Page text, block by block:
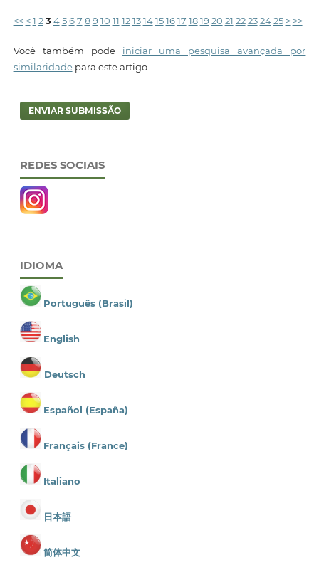
<< < 1 2 3 4 5 6 7 8 9 10 11 12 13 14 15 16 17 18 19 20 21 22 23 24 25 > >>
Você também pode iniciar uma pesquisa avançada por
similaridadepara este artigo.
ENVIAR SUBMISSÃO
REDES SOCIAIS
IDIOMA
Português (Brasil)
English
Deutsch
Español (España)
Français (France)
Italiano
日本語
简体中文